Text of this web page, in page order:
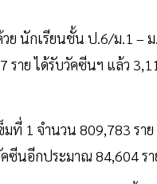
ย นักเรียนชั้น ป.6/ม.1 –
าย ได้รับวัคซีนฯ แล้ว
ที่ 1 จำนวน 809,783 รา
ซีนอีกประมาณ 84,604 ร